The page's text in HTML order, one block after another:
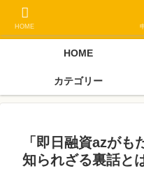
金クロー
HOME
カテゴリー
「即日融資azがも
知られざる裏話と
HOME